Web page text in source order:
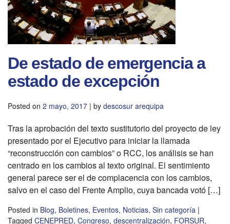
De estado de emergencia a
estado de excepción
Posted on 2 mayo, 2017 | by descosur arequipa
Tras la aprobación del texto sustitutorio del proyecto de ley
presentado por el Ejecutivo para iniciar la llamada
“reconstrucción con cambios” o RCC, los análisis se han
centrado en los cambios al texto original. El sentimiento
general parece ser el de complacencia con los cambios,
salvo en el caso del Frente Amplio, cuya bancada votó […]
Posted in Blog, Boletines, Eventos, Noticias, Sin categoría |
Tagged CENEPRED, Congreso, descentralización, FORSUR,